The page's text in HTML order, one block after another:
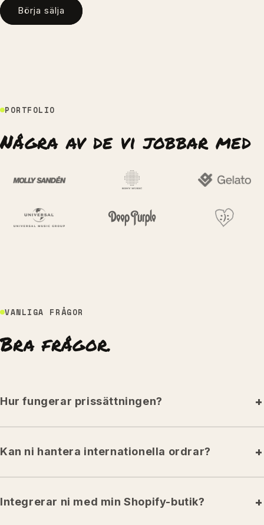
Börja sälja
PORTFOLIO
Några av de vi jobbar med
VANLIGA FRÅGOR
Bra frågor.
Hur fungerar prissättningen?
Kan ni hantera internationella ordrar?
Integrerar ni med min Shopify-butik?